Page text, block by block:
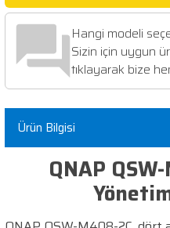
Hangi modeli
Sizin için uygun
tıklayarak bize
Ürün Bilgisi
QNAP